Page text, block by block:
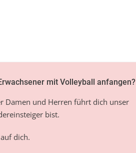
mit Volleyball anfangen?
Damen und Herren führt dich unser
bist.
dich.